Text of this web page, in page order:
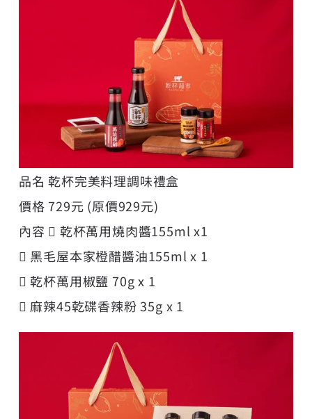
品名 乾杯完美料理調味禮盒
價格 729元 (原價929元)
內容  乾杯萬用燒肉醬155ml x1
 黑毛屋本家橙醋醬油155ml x 1
 乾杯萬用椒鹽 70g x 1
 麻辣45乾碟香辣粉 35g x 1